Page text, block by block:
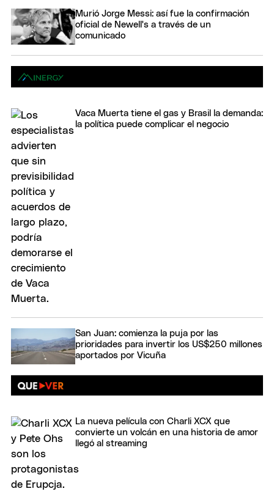
Murió Jorge Messi: así fue la confirmación
oficial de Newell's a través de un
comunicado
Vaca Muerta tiene el gas y Brasil la demanda:
la política puede complicar el negocio
San Juan: comienza la puja por las
prioridades para invertir los US$250 millones
aportados por Vicuña
La nueva película con Charli XCX que
convierte un volcán en una historia de amor
llegó al streaming